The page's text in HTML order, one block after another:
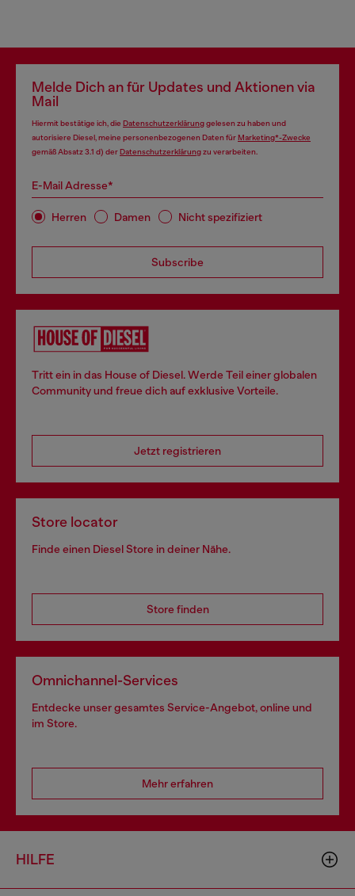
Melde Dich an für Updates und Aktionen via
Mail
Hiermit bestätige ich, die Datenschutzerklärunggelesen zu haben und
autorisiere Diesel, meine personenbezogenen Daten fürMarketing*-Zwecke
gemäß Absatz 3.1 d) derDatenschutzerklärungzu verarbeiten.
E-Mail Adresse*
Herren Damen Nicht spezifiziert
Subscribe
Tritt ein in das House of Diesel. Werde Teil einer globalen
Community und freue dich auf exklusive Vorteile.
Jetzt registrieren
Store locator
Finde einen Diesel Store in deiner Nähe.
Store finden
Omnichannel-Services
Entdecke unser gesamtes Service-Angebot, online und
im Store.
Mehr erfahren
HILFE